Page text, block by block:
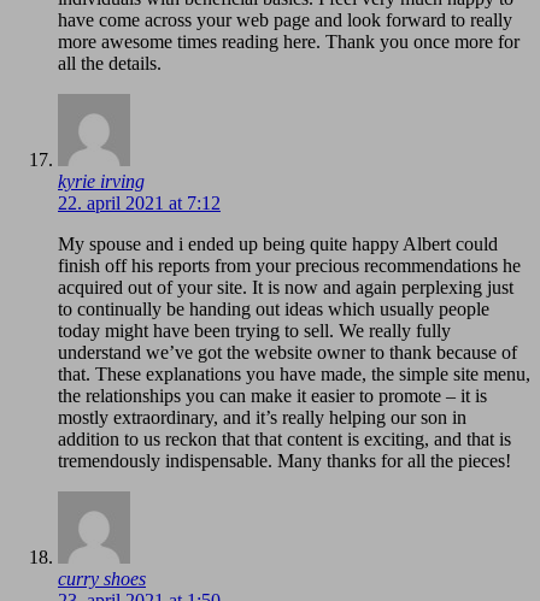
have come across your web page and look forward to really
more awesome times reading here. Thank you once more for
all the details.
kyrie irving
22. april 2021 at 7:12
My spouse and i ended up being quite happy Albert could
finish off his reports from your precious recommendations he
acquired out of your site. It is now and again perplexing just
to continually be handing out ideas which usually people
today might have been trying to sell. We really fully
understand we’ve got the website owner to thank because of
that. These explanations you have made, the simple site menu,
the relationships you can make it easier to promote – it is
mostly extraordinary, and it’s really helping our son in
addition to us reckon that that content is exciting, and that is
tremendously indispensable. Many thanks for all the pieces!
curry shoes